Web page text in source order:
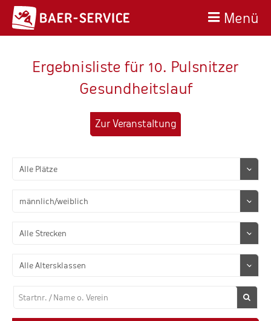
Menü
Ergebnisliste für 10. Pulsnitzer
Gesundheitslauf
Zur Veranstaltung